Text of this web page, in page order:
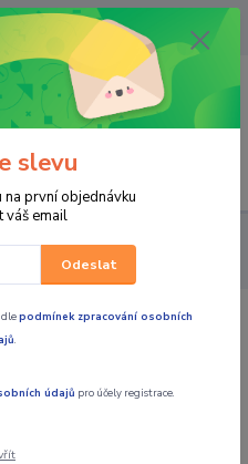
0,00 CZK
KOŽENÉ
4SR Pánská kožená
bunda Cool
slevu
na první objednávku
váš email
Odeslat
podmínek zpracování osobních
.
údajů pro účely registrace.